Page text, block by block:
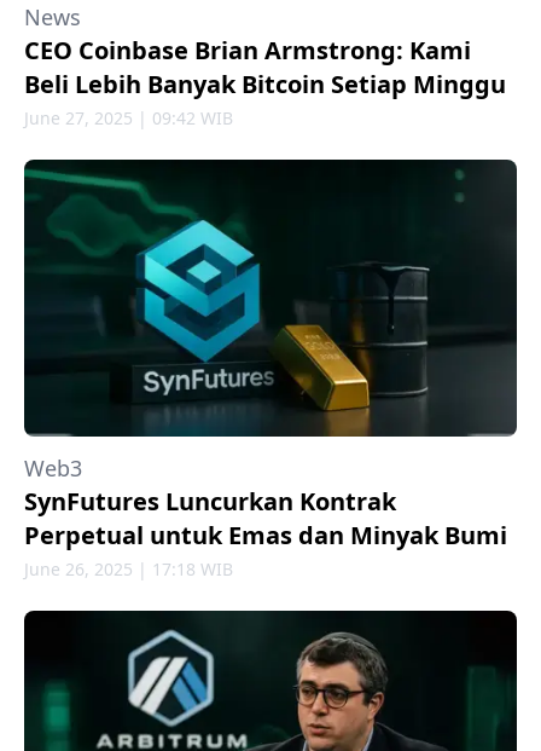
News
CEO Coinbase Brian Armstrong: Kami
Beli Lebih Banyak Bitcoin Setiap Minggu
June 27, 2025 | 09:42 WIB
Web3
SynFutures Luncurkan Kontrak
Perpetual untuk Emas dan Minyak Bumi
June 26, 2025 | 17:18 WIB